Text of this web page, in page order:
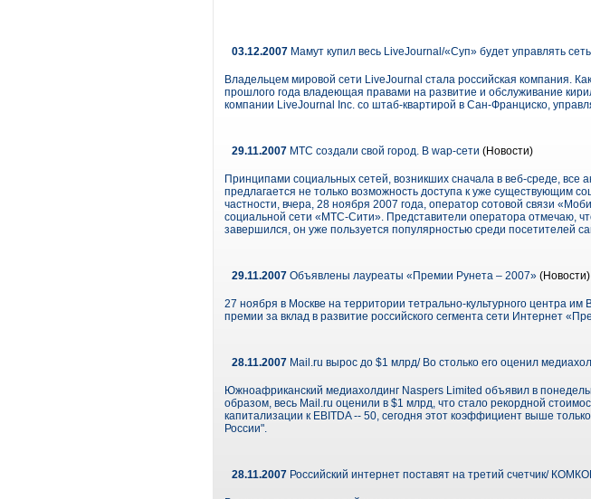
03.12.2007 Мамут купил весь LiveJournal/«Суп» будет управлять
Владельцем мировой сети LiveJournal стала российская компания.
прошлого года владеющая правами на развитие и обслуживание
компании LiveJournal Inc. со штаб-квартирой в Сан-Франциско,
29.11.2007 МТС создали свой город. В wap-сети (Новости)
Принципами социальных сетей, возникших сначала в веб-среде, все
предлагается не только возможность доступа к уже существующим
частности, вчера, 28 ноября 2007 года, оператор сотовой связи
социальной сети «МТС-Сити». Представители оператора отмечаю,
завершился, он уже пользуется популярностью среди посетителей
29.11.2007 Объявлены лауреаты «Премии Рунета – 2007» (Новости)
27 ноября в Москве на территории тетрально-культурного центра
премии за вклад в развитие российского сегмента сети Интернет
28.11.2007 Mail.ru вырос до $1 млрд/ Во столько его оценил
Южноафриканский медиахолдинг Naspers Limited объявил в
образом, весь Mail.ru оценили в $1 млрд, что стало рекордной
капитализации к EBITDA -- 50, сегодня этот коэффициент выше
России".
28.11.2007 Российский интернет поставят на третий счетчик/